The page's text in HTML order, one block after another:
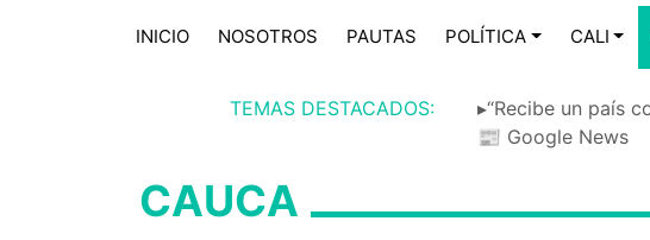
INICIO NOSOTROS PAUTAS POLÍTICA CALI
TEMAS DESTACADOS: ▸“Recibe un país
📰 Google News
CAUCA